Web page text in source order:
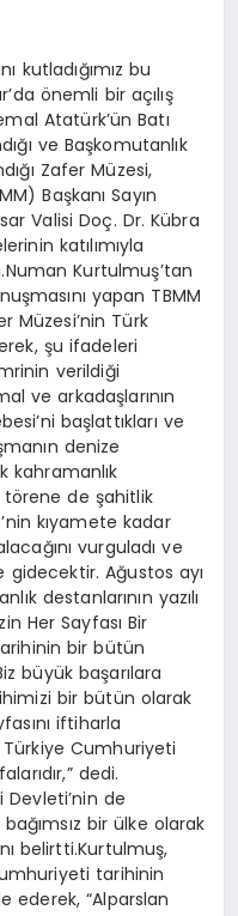
kutladığımız bu
önemli bir açılış
Atatürk’ün Batı
ve Başkomutanlık
Zafer Müzesi,
Başkanı Sayın
Valisi Doç. Dr. Kübra
katılımıyla
Kurtulmuş’tan
yapan TBMM
Müzesi’nin Türk
şu ifadeleri
verildiği
ve arkadaşlarının
başlattıkları ve
denize
kahramanlık
törene de şahitlik
kıyamete kadar
vurguladı ve
Ağustos ayı
destanlarının yazılı
Her Sayfası Bir
bir bütün
büyük başarılara
bir bütün olarak
iftiharla
Türkiye Cumhuriyeti
dedi.
de
bir ülke olarak
belirtti.Kurtulmuş,
tarihinin
ederek, “Alparslan